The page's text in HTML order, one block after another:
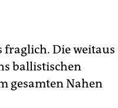
fraglich. Die weitaus
ballistischen
gesamten Nahen